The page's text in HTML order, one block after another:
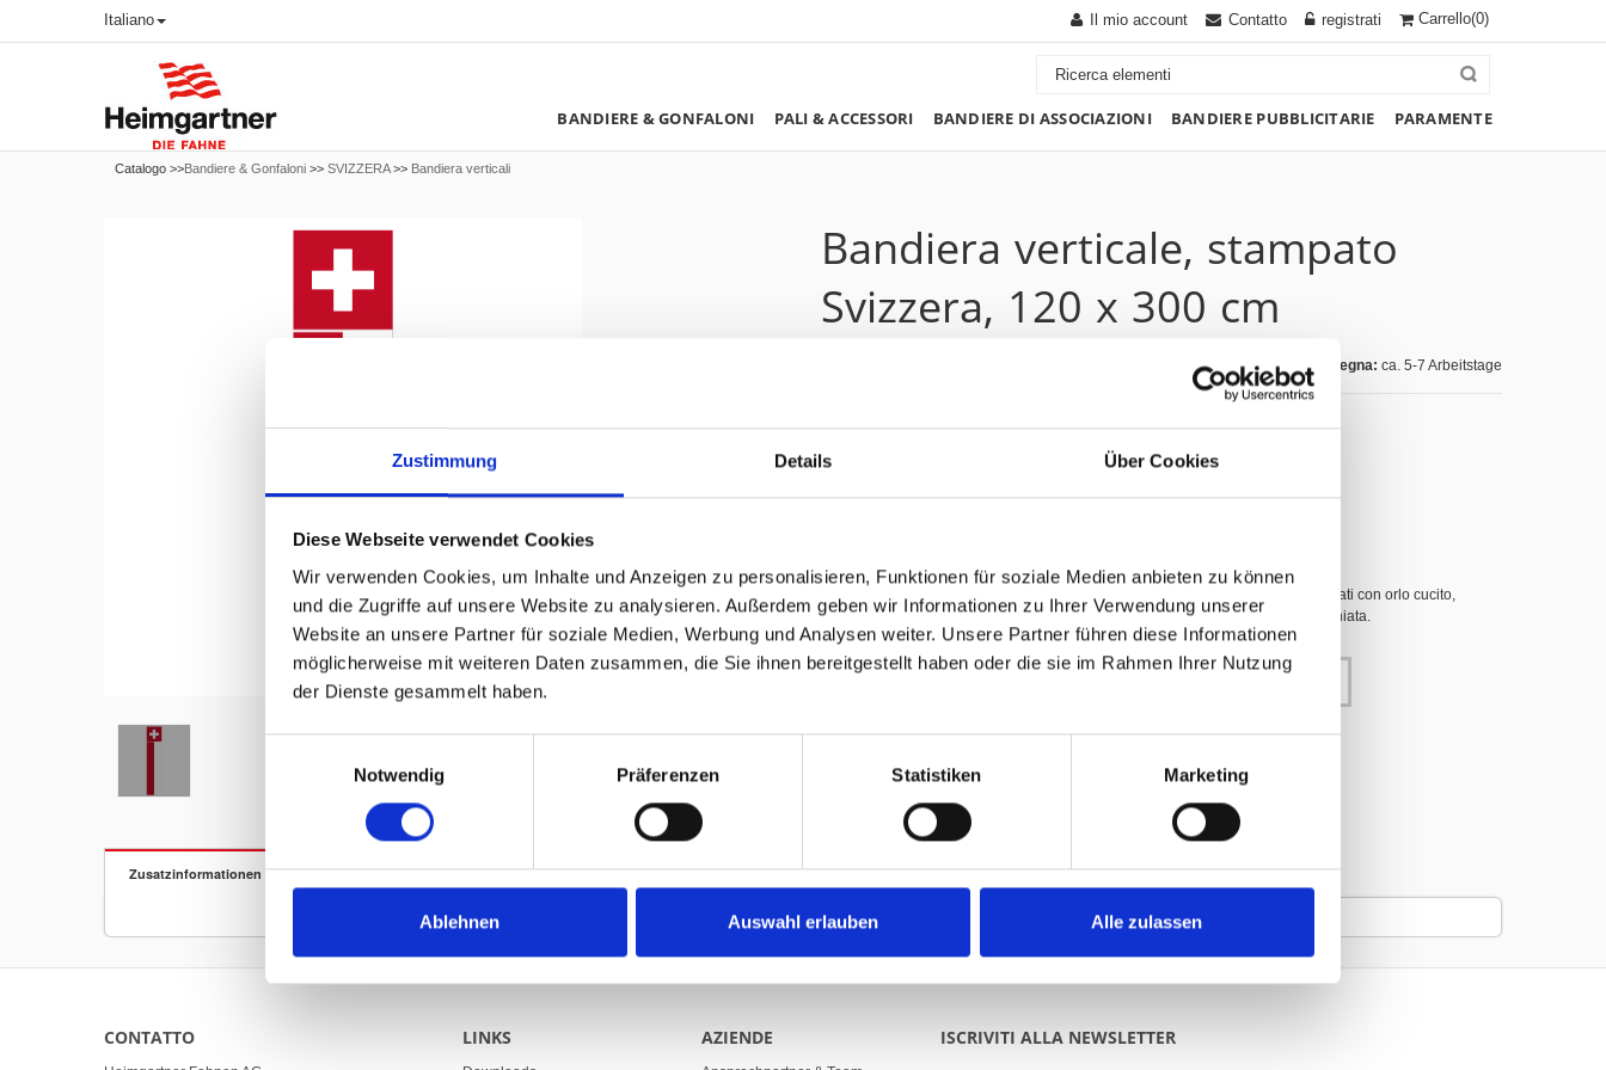
Zustimmung Details Über Cookies
Diese Webseite verwendet Cookies
Wir verwenden Cookies, um Inhalte und Anzeigen zu personalisieren, Funktionen für soziale Medien anbieten zu können
und die Zugriffe auf unsere Website zu analysieren. Außerdem geben wir Informationen zu Ihrer Verwendung unserer
Website an unsere Partner für soziale Medien, Werbung und Analysen weiter. Unsere Partner führen diese Informationen
möglicherweise mit weiteren Daten zusammen, die Sie ihnen bereitgestellt haben oder die sie im Rahmen Ihrer Nutzung
der Dienste gesammelt haben.
Notwendig
Präferenzen Statistiken Marketing
Ablehnen Auswahl erlauben Alle zulassen
Italiano Carrello(0)
Il mio account Contatto registrati
BANDIERE & GONFALONI PALI & ACCESSORI BANDIERE DI ASSOCIAZIONI BANDIERE PUBBLICITARIE PARAMENTE
Catalogo >>Bandiere & Gonfaloni >> SVIZZERA >> Bandiera verticali
Hover to zoom
Bandiera verticale, stampato
Svizzera, 120 x 300 cm
giorni di consegna: ca. 5-7 Arbeitstage
208.40 CHF
Prezzo escluso 8.1% IVA:
1210.S120/300
Poly. I PLUS, (100% Polyester 165gr./m2), ritardante di fiamma, B1/DIN 4102, 3 lati con orlo cucito,
laterale a sinistra con corda e moschettoni inossidabili, a tergo immagine specchiata.
Zusatzinformationen
CONTATTO LINKS AZIENDE ISCRIVITI ALLA NEWSLETTER